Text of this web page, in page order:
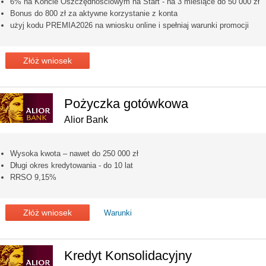
Bonus do 800 zł za aktywne korzystanie z konta
użyj kodu PREMIA2026 na wniosku online i spełniaj warunki promocji
Złóż wniosek
Pożyczka gotówkowa
Alior Bank
Wysoka kwota – nawet do 250 000 zł
Długi okres kredytowania - do 10 lat
RRSO 9,15%
Złóż wniosek Warunki
Kredyt Konsolidacyjny